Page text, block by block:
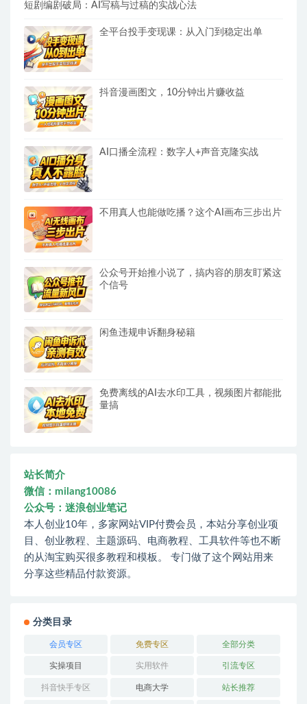
短剧编剧破局：AI写稿与过稿的实战心法
全平台投手变现课：从入门到稳定出单
抖音漫画图文，10分钟出片赚收益
AI口播全流程：数字人+声音克隆实战
不用真人也能做吃播？这个AI画布三步出片
公众号开始推小说了，搞内容的朋友盯紧这
个信号
闲鱼违规申诉翻身秘籍
免费离线的AI去水印工具，视频图片都能批
量搞
站长简介
微信：milang10086
公众号：迷浪创业笔记
本人创业10年，多家网站VIP付费会员，本站分享创业项
目、创业教程、主题源码、电商教程、工具软件等也不断
的从淘宝购买很多教程和模板。 专门做了这个网站用来
分享这些精品付款资源。
分类目录
会员专区 免费专区 全部分类
实操项目 实用软件 引流专区
抖音快手专区 电商大学 站长推荐